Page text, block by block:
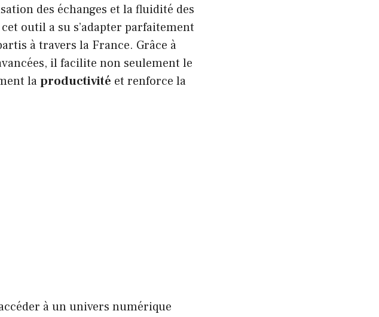
des échanges et la fluidité des
outil a su s’adapter parfaitement
à travers la France. Grâce à
il facilite non seulement le
laproductivité et renforce la
à un univers numérique